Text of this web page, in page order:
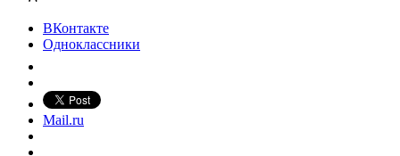
ВКонтакте
Одноклассники
Mail.ru